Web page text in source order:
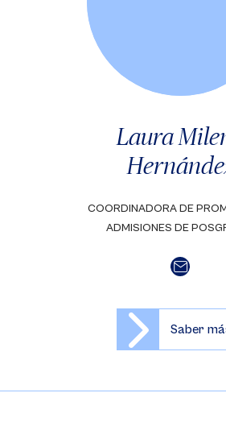
Laura
COORDINADORA DE
ADMISIONES DE
Saber